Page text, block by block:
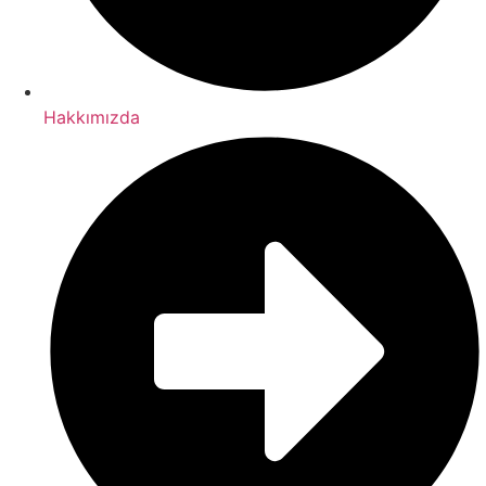
Hakkımızda